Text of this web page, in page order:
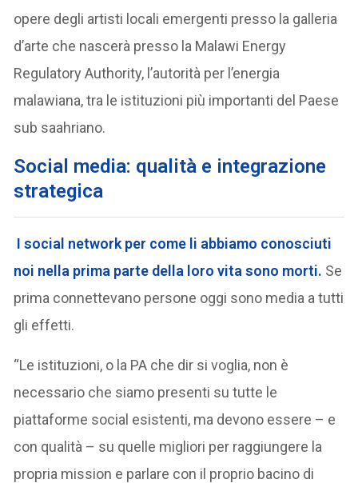
opere degli artisti locali emergenti presso la galleria
d’arte che nascerà presso la Malawi Energy
Regulatory Authority, l’autorità per l’energia
malawiana, tra le istituzioni più importanti del Paese
sub saahriano.
Social media: qualità e integrazione
strategica
I social network per come li abbiamo conosciuti
noi nella prima parte della loro vita sono morti. Se
prima connettevano persone oggi sono media a tutti
gli effetti.
“Le istituzioni, o la PA che dir si voglia, non è
necessario che siamo presenti su tutte le
piattaforme social esistenti, ma devono essere – e
con qualità – su quelle migliori per raggiungere la
propria mission e parlare con il proprio bacino di